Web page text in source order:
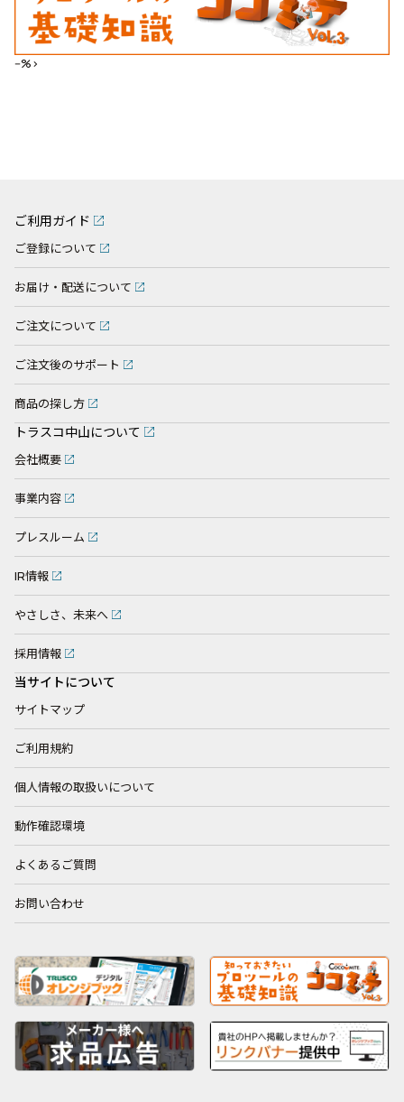
--%>
ご利用ガイド
ご登録について
お届け・配送について
ご注文について
ご注文後のサポート
商品の探し方
トラスコ中山について
会社概要
事業内容
プレスルーム
IR情報
やさしさ、未来へ
採用情報
当サイトについて
サイトマップ
ご利用規約
個人情報の取扱いについて
動作確認環境
よくあるご質問
お問い合わせ